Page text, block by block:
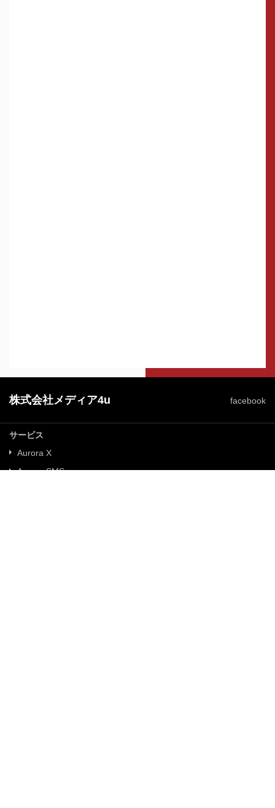
株式会社メディア4u facebook
サービス
Aurora X
Aurora SMS